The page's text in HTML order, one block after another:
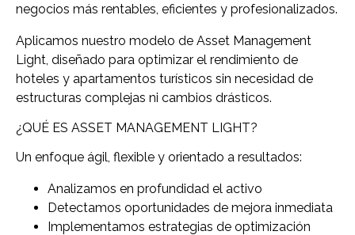
negocios más rentables, eficientes y profesionalizados.
Aplicamos nuestro modelo de Asset Management
Light, diseñado para optimizar el rendimiento de
hoteles y apartamentos turísticos sin necesidad de
estructuras complejas ni cambios drásticos.
¿QUÉ ES ASSET MANAGEMENT LIGHT?
Un enfoque ágil, flexible y orientado a resultados:
Analizamos en profundidad el activo
Detectamos oportunidades de mejora inmediata
Implementamos estrategias de optimización